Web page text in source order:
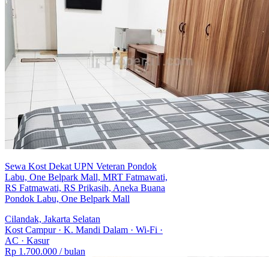
Sewa Kost Dekat UPN Veteran Pondok
Labu, One Belpark Mall, MRT Fatmawati,
RS Fatmawati, RS Prikasih, Aneka Buana
Pondok Labu, One Belpark Mall
Cilandak, Jakarta Selatan
Kost Campur· K. Mandi Dalam · Wi-Fi ·
AC · Kasur
Rp 1.700.000 / bulan